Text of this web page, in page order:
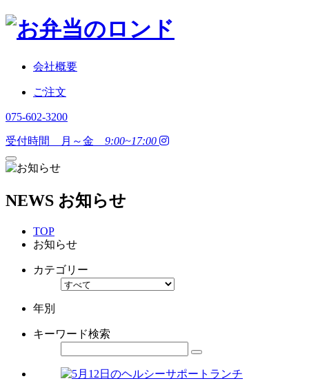
会社概要
ご注文
075-602-3200
受付時間 月～金 9:00~17:00
NEWS お知らせ
TOP
お知らせ
カテゴリー
年別
キーワード検索